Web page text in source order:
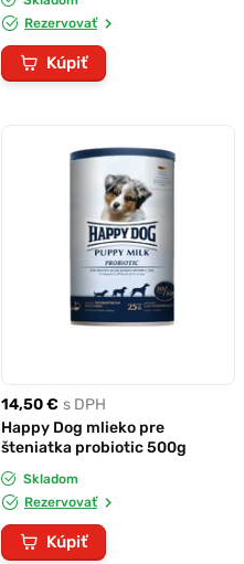
Rezervovať
Kúpiť
14,50 € s DPH
Happy Dog mlieko pre
šteniatka probiotic 500g
Skladom
Rezervovať
Kúpiť